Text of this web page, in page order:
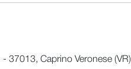
- 37013, Caprino Veronese (VR)